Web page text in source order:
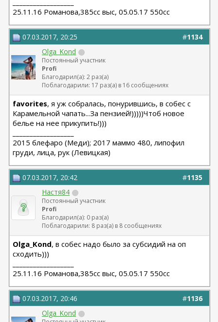
25.11.16 Романова,385сс выс, 05.05.17 550сс
#1134
07.03.2017, 20:25
Olga_Kond
Постоянный участник
Profi
Благодарил(а): 2 раз(а)
Поблагодарили: 17 раз(а) в 16 сообщениях
favorites, я уж собралась, понурившись, в собес с
Карамельной чапать...За пензией!)))))Чтоб новое
белье на нее прикупить!)))
2015 блефаро (Меди); 2017 маммо 480, липофил
груди, лица, рук (Левицкая)
#1135
07.03.2017, 20:42
Настя84
Постоянный участник
Profi
Благодарил(а): 0 раз(а)
Поблагодарили: 8 раз(а) в 8 сообщениях
Olga_Kond, в собес надо было за субсидий на оп
сходить)))
25.11.16 Романова,385сс выс, 05.05.17 550сс
#1136
07.03.2017, 20:46
Olga_Kond